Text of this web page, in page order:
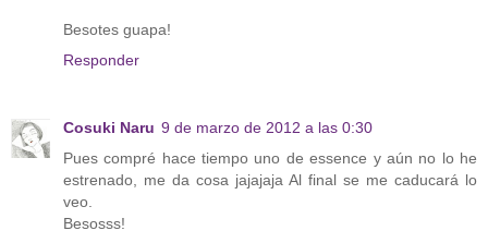
Besotes guapa!
Responder
Cosuki Naru 9 de marzo de 2012 a las 0:30
Pues compré hace tiempo uno de essence y aún no lo he
estrenado, me da cosa jajajaja Al final se me caducará lo
veo.
Besosss!